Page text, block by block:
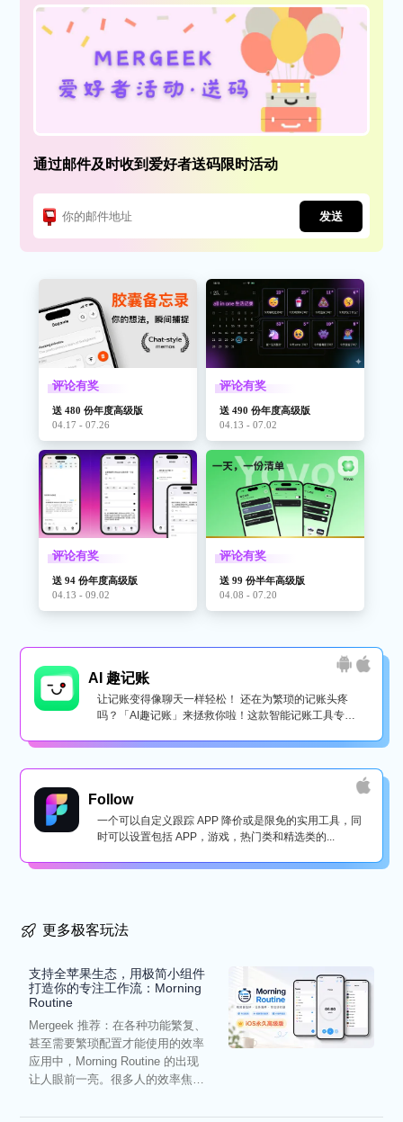
通过邮件及时收到爱好者送码限时活动
发送
评论有奖
送 480 份年度高级版
04.17 - 07.26
评论有奖
送 490 份年度高级版
04.13 - 07.02
评论有奖
送 94 份年度高级版
04.13 - 09.02
评论有奖
送 99 份半年高级版
04.08 - 07.20
AI 趣记账
让记账变得像聊天一样轻松！ 还在为繁琐的记账头疼
吗？「AI趣记账」来拯救你啦！这款智能记账工具专为
Follow
一个可以自定义跟踪 APP 降价或是限免的实用工具，同
时可以设置包括 APP，游戏，热门类和精选类的...
更多极客玩法
支持全苹果生态，用极简小组件
打造你的专注工作流：Morning
Routine
Mergeek 推荐：在各种功能繁复、
甚至需要繁琐配置才能使用的效率
应用中，Morning Routine 的出现
让人眼前一亮。很多人的效率焦